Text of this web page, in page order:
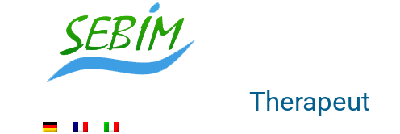
Therapeut